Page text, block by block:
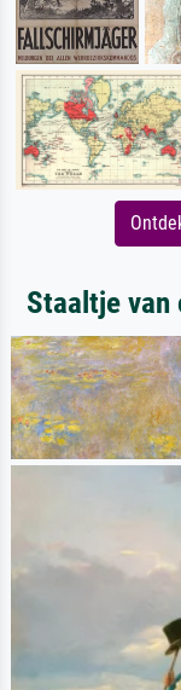
Staaltje van